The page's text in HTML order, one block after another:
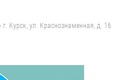
Курск, ул. Краснознаменная, д. 16